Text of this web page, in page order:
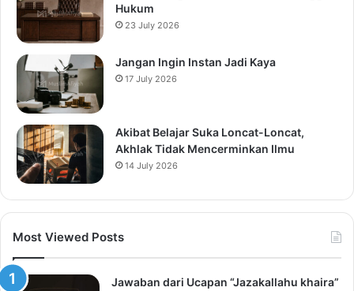
Hukum
23 July 2026
Jangan Ingin Instan Jadi Kaya
17 July 2026
Akibat Belajar Suka Loncat-Loncat,
Akhlak Tidak Mencerminkan Ilmu
14 July 2026
Most Viewed Posts
Jawaban dari Ucapan “Jazakallahu khaira”